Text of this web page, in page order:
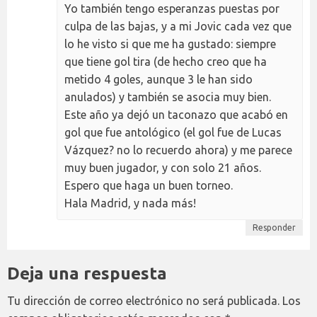
Yo también tengo esperanzas puestas por
culpa de las bajas, y a mi Jovic cada vez que
lo he visto si que me ha gustado: siempre
que tiene gol tira (de hecho creo que ha
metido 4 goles, aunque 3 le han sido
anulados) y también se asocia muy bien.
Este año ya dejó un taconazo que acabó en
gol que fue antológico (el gol fue de Lucas
Vázquez? no lo recuerdo ahora) y me parece
muy buen jugador, y con solo 21 años.
Espero que haga un buen torneo.
Hala Madrid, y nada más!
Responder
Deja una respuesta
Tu dirección de correo electrónico no será publicada. Los